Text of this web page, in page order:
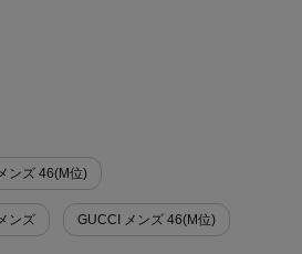
ンズ 46(M位)
ンズ GUCCI メンズ 46(M位)